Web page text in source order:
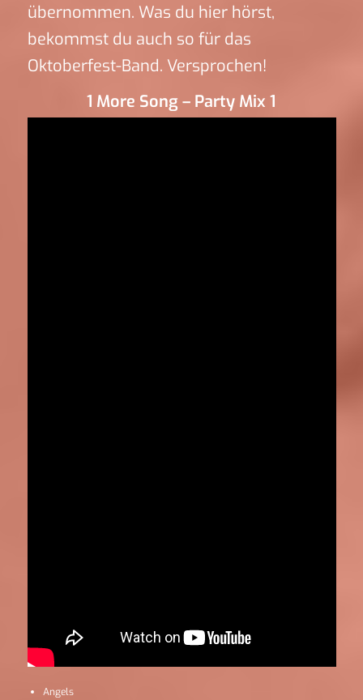
übernommen. Was du hier hörst,
bekommst du auch so für das
Oktoberfest-Band. Versprochen!
1 More Song – Party Mix 1
Angels